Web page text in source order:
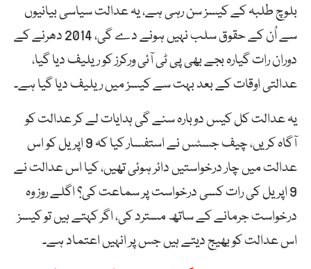
بلوچ طلبہ کے کیسز سن رہی ہے، یہ عدالت سیاسی بیانیوں
سے اُن کے حقوق سلب نہیں ہونے دے گی، 2014 دھرنے کے
دوران رات گیارہ بجے بھی پی ٹی آئی ورکرز کو ریلیف دیا گیا،
عدالتی اوقات کے بعد بہت سے کیسز میں ریلیف دیا گیا ہے۔
یہ عدالت کل کیس دوبارہ سنے گی ہدایات لے کر عدالت کو
آگاہ کریں، چیف جسٹس نے استفسار کیا کہ 9 اپریل کو اس
عدالت میں چار درخواستیں دائر ہوئی تھیں، کیا اس عدالت نے
9 اپریل کی رات کسی درخواست پر سماعت کی؟ اگلے روز وہ
درخواست جرمانے کے ساتھ مسترد کی، اگر کہتے ہیں تو کیسز
اس عدالت کو بھیج دیتے ہیں جس پر انہیں اعتماد ہے۔